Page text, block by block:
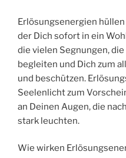
Erlösungsenergien
der Dich sofort in ein
die vielen Segnungen,
begleiten und Dich zum
und beschützen.
Seelenlicht zum
an Deinen Augen, die
stark leuchten.
Wie wirken